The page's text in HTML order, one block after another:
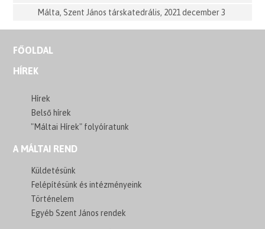
Málta, Szent János társkatedrális, 2021 december 3
FŐOLDAL
HÍREK
Hírek
Belső hírek
"Máltai Hírek" folyóíratunk
A MÁLTAI REND
Küldetésünk
Felépítésünk és intézményeink
Történelem
Egyéb Szent János rendek